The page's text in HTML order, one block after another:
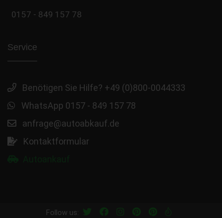
0157 - 849 157 78
Service
Benötigen Sie Hilfe? +49 (0)800-0044333
WhatsApp 0157 - 849 157 78
anfrage@autoabkauf.de
Kontaktformular
Follow us: